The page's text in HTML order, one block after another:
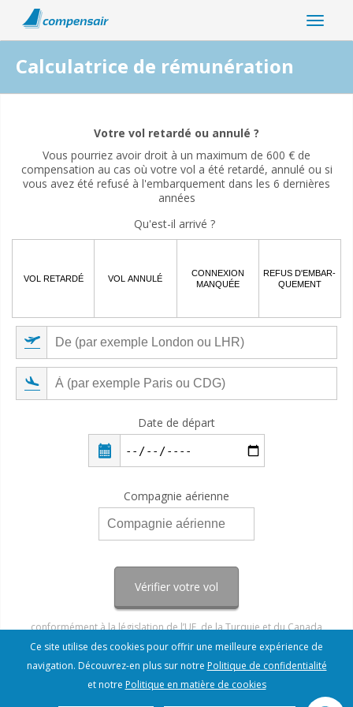
Calculatrice de rémunération
coronavirus ?
Oui Non
Votre vol retardé ou annulé ?
Vous pourriez avoir droit à un maximum de 600 € de
compensation au cas où votre vol a été retardé, annulé ou si
vous avez été refusé à l'embarquement dans les 6 dernières
années
Qu'est-il arrivé ?
VOL RETARDÉ VOL ANNULÉ
CONNEXION
MANQUÉE
REFUS D'EMBAR-
QUEMENT
Date de départ
Compagnie aérienne
Vérifier votre vol
conformément à la législation de l’UE, de la Turquie et du Canada
Ce site utilise des cookies pour offrir une meilleure expérience de
navigation. Découvrez-en plus sur notre Politique de confidentialité
et notre Politique en matière de cookies